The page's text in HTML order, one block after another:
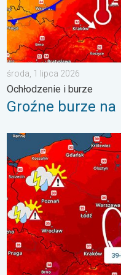
środa, 1 lipca 2026
Ochłodzenie i burze
Groźne burze na
Nawet 40 stopni w cieniu